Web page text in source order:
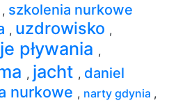
, szkolenia nurkowe
, uzdrowisko ,
pływania ,
, jacht , daniel
nurkowe , narty gdynia ,